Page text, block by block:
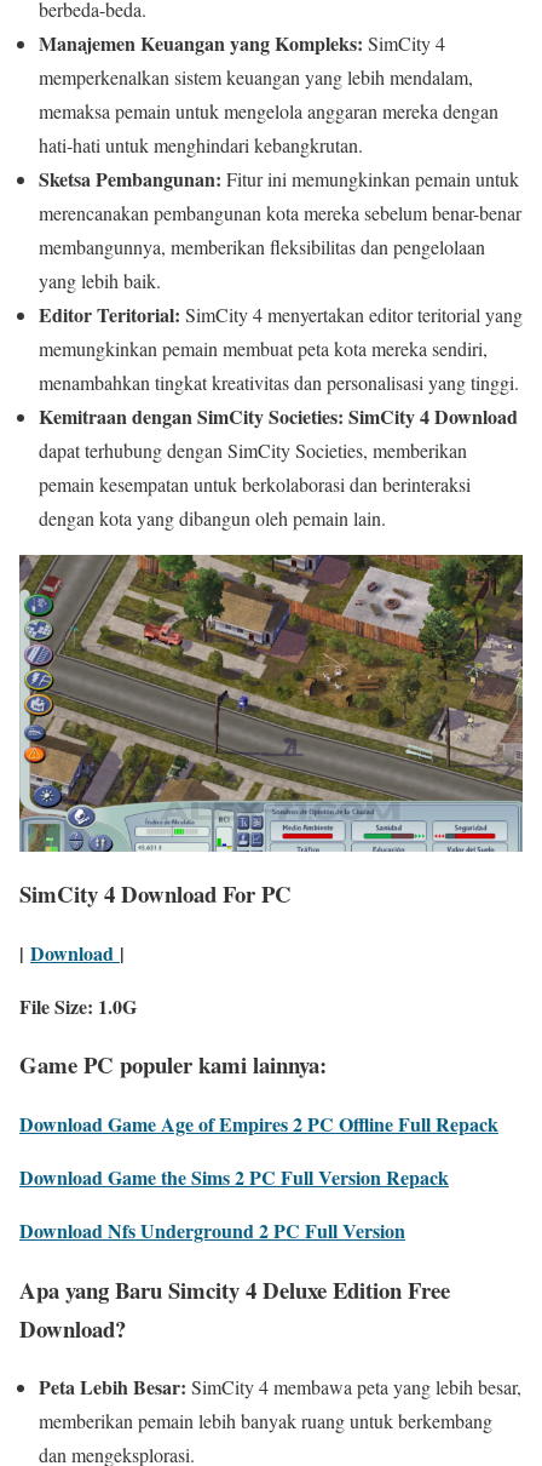
berbeda-beda.
Manajemen Keuangan yang Kompleks: SimCity 4
memperkenalkan sistem keuangan yang lebih mendalam,
memaksa pemain untuk mengelola anggaran mereka dengan
hati-hati untuk menghindari kebangkrutan.
Sketsa Pembangunan: Fitur ini memungkinkan pemain untuk
merencanakan pembangunan kota mereka sebelum benar-benar
membangunnya, memberikan fleksibilitas dan pengelolaan
yang lebih baik.
Editor Teritorial: SimCity 4 menyertakan editor teritorial yang
memungkinkan pemain membuat peta kota mereka sendiri,
menambahkan tingkat kreativitas dan personalisasi yang tinggi.
Kemitraan dengan SimCity Societies: SimCity 4 Download
dapat terhubung dengan SimCity Societies, memberikan
pemain kesempatan untuk berkolaborasi dan berinteraksi
dengan kota yang dibangun oleh pemain lain.
SimCity 4 Download For PC
| Download |
File Size: 1.0G
Game PC populer kami lainnya:
Download Game Age of Empires 2 PC Offline Full Repack
Download Game the Sims 2 PC Full Version Repack
Download Nfs Underground 2 PC Full Version
Apa yang Baru Simcity 4 Deluxe Edition Free
Download?
Peta Lebih Besar: SimCity 4 membawa peta yang lebih besar,
memberikan pemain lebih banyak ruang untuk berkembang
dan mengeksplorasi.